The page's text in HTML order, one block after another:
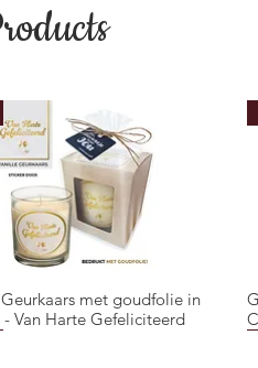
Quick Viewmet goudfolie in
Van Harte Gefeliciteerd